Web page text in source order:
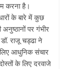
करना है।
के बारे में कुछ
पर गंभीर
राजू चड्ढा ने
आधुनिक संचार
के लिए दरवाजे